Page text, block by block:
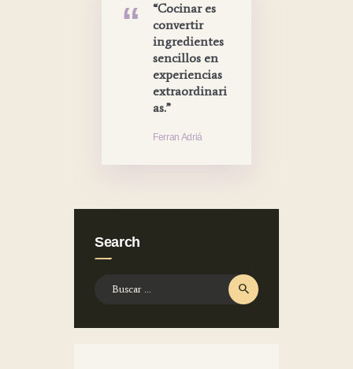
“Cocinar es
convertir
ingredientes
sencillos en
experiencias
extraordinari
as.”
Ferran Adriá
Search